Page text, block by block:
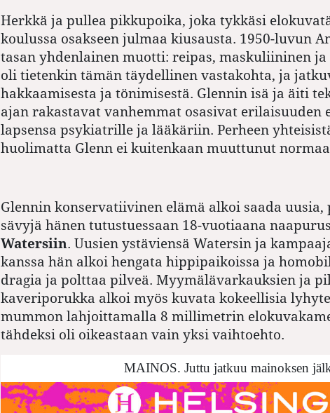
Herkkä ja pullea pikkupoika, joka tykkäsi
koulussa osakseen julmaa kiusausta. 1950-luvun
tasan yhdenlainen muotti: reipas, maskuliininen
oli tietenkin tämän täydellinen vastakohta, ja
hakkaamisesta ja tönimisestä. Glennin isä ja äiti
ajan rakastavat vanhemmat osasivat erilaisuuden
lapsensa psykiatrille ja lääkäriin. Perheen
huolimatta Glenn ei kuitenkaan muuttunut
Glennin konservatiivinen elämä alkoi saada uusia,
sävyjä hänen tutustuessaan 18-vuotiaana
Watersiin. Uusien ystäviensä Watersin ja
kanssa hän alkoi hengata hippipaikoissa ja
dragia ja polttaa pilveä. Myymälävarkauksien ja
kaveriporukka alkoi myös kuvata kokeellisia
mummon lahjoittamalla 8 millimetrin
tähdeksi oli oikeastaan vain yksi vaihtoehto.
MAINOS. Juttu jatkuu mainoksen